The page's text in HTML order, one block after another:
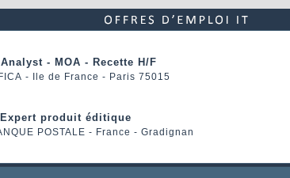
- MOA - Recette H/F
- Ile de France - Paris 75015
produit éditique
POSTALE - France - Gradignan